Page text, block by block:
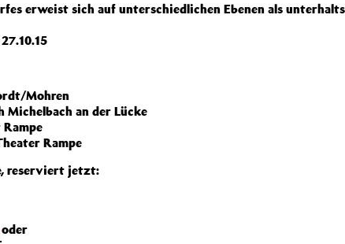
erweist sich auf unterschiedlichen Ebenen als
Mohren
Michelbach an der Lücke
Rampe
reserviert jetzt:
oder